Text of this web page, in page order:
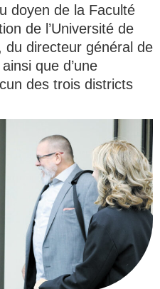
doyen de la Faculté
de l’Université de
du directeur général de
que d’une
des trois districts